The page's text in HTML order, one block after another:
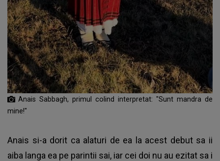
Anais Sabbagh, primul colind interpretat: "Sunt mandra de
mine!"
Anais si-a dorit ca alaturi de ea la acest debut sa ii
aiba langa ea pe parintii sai, iar cei doi nu au ezitat sa i